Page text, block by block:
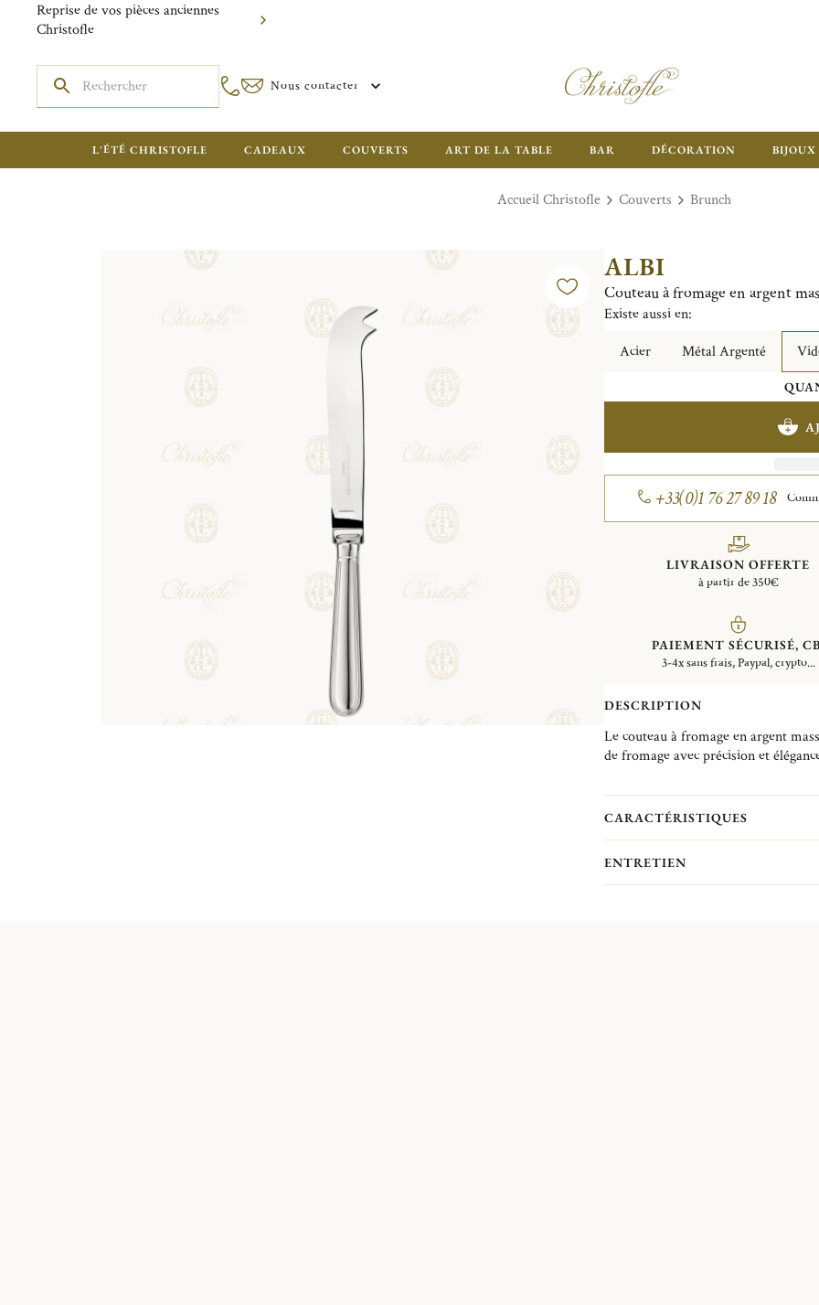
Reprise de vos pièces anciennes
Christofle
Nous contacter
L'ÉTÉ CHRISTOFLE CADEAUX COUVERTS ART DE LA TABLE BAR DÉCORATION BIJOUX
Accueil Christofle Couverts Brunch
ALBI
Couteau à fromage en argent
Existe aussi en:
Acier
Métal Argenté
+33(0)1 76 27 89 18
LIVRAISON OFFERTE
à partir de 350€
PAIEMENT SÉCURISÉ,
3-4x sans frais, Paypal, crypto...
DESCRIPTION
Le couteau à fromage en argent
de fromage avec précision et
Créée en 1968, la collection Albi
CARACTÉRISTIQUES
ENTRETIEN